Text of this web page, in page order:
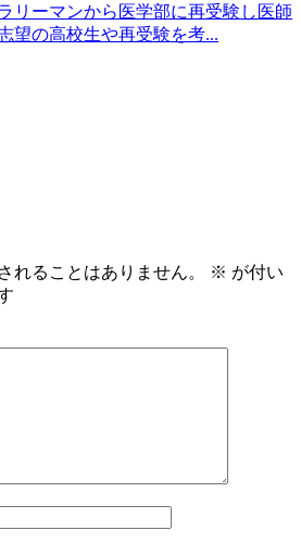
リーマンから医学部に再受験し医師
望の高校生や再受験を考...
れることはありません。 ※ が付い